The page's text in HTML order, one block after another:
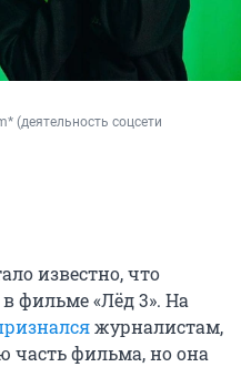
(деятельность соцсети
известно, что
фильме «Лёд 3». На
журналистам,
часть фильма, но она